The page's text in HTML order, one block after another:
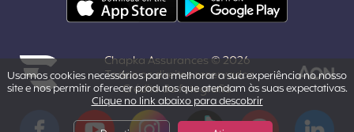
Outros destinos populares
Quem somos nós?
Aviso legal
Chapka Assurances © 2026
- Todos os direitos reservados.
Crédito da fotografia
Powered by Aon
YouTube Instagram Tiktok Pinterest LinkedIn
Usamos cookies necessários para melhorar a sua experiência no nosso
site e nos permitir oferecer produtos que atendam às suas expectativas.
Clique no link abaixo para descobrir